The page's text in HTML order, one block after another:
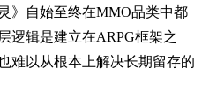
》自始至终在MMO品类中都
逻辑是建立在ARPG框架之
难以从根本上解决长期留存的